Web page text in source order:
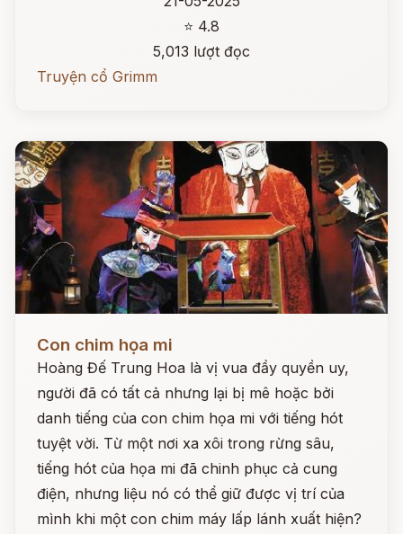
⭐ 4.8
5,013 lượt đọc
Truyện cổ Grimm
Con chim họa mi
Hoàng Đế Trung Hoa là vị vua đầy quyền uy,
người đã có tất cả nhưng lại bị mê hoặc bởi
danh tiếng của con chim họa mi với tiếng hót
tuyệt vời. Từ một nơi xa xôi trong rừng sâu,
tiếng hót của họa mi đã chinh phục cả cung
điện, nhưng liệu nó có thể giữ được vị trí của
mình khi một con chim máy lấp lánh xuất hiện?